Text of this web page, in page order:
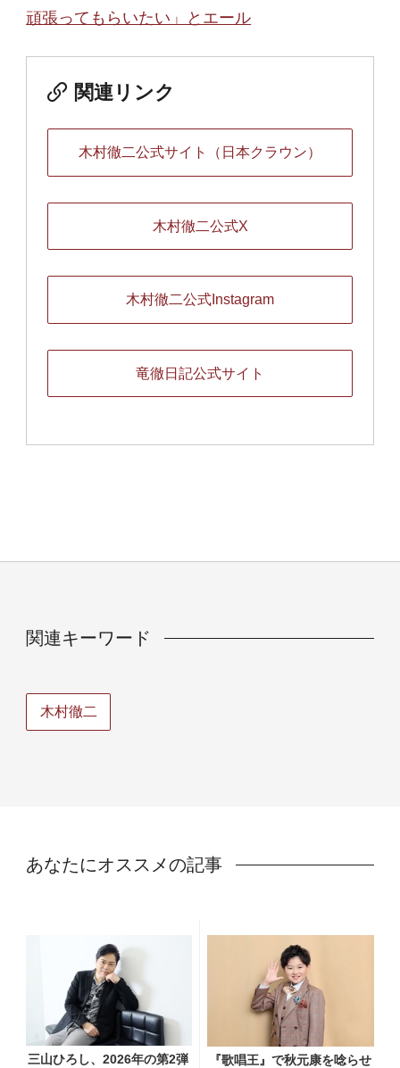
頑張ってもらいたい」とエール
関連リンク
木村徹二公式サイト（日本クラウン）
木村徹二公式X
木村徹二公式Instagram
竜徹日記公式サイト
関連キーワード
木村徹二
あなたにオススメの記事
三山ひろし、2026年の第2弾
『歌唱王』で秋元康を唸らせ